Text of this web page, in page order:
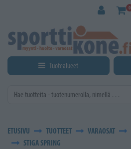
0
Tuotealueet
ETUSIVU TUOTTEET VARAOSAT
STIGA SPRING